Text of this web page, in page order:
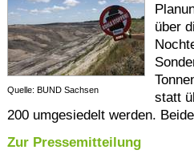
Quelle: BUND Sachsen
über
statt
200 umgesiedelt werden.
Zur Pressemitteilung